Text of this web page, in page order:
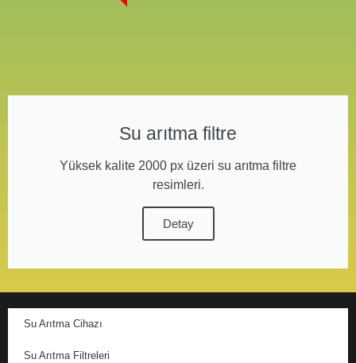
Su arıtma filtre
Yüksek kalite 2000 px üzeri su arıtma filtre
resimleri.
Detay
Su Arıtma Cihazı
Su Arıtma Filtreleri